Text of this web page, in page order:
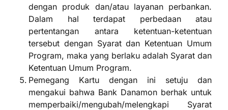
dengan produk dan/atau layanan perbankan.
Dalam hal terdapat perbedaan atau
pertentangan antara ketentuan-ketentuan
tersebut dengan Syarat dan Ketentuan Umum
Program, maka yang berlaku adalah Syarat dan
Ketentuan Umum Program.
Pemegang Kartu dengan ini setuju dan
mengakui bahwa Bank Danamon berhak untuk
memperbaiki/mengubah/melengkapi Syarat